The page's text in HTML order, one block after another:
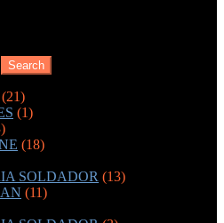
Search
(21)
(1)
(18)
SOLDADOR (13)
(11)